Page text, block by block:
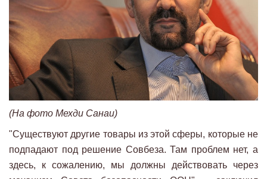
(На фото Мехди Санаи)
"Существуют другие товары из этой сферы, которые не
подпадают под решение Совбеза. Там проблем нет, а
здесь, к сожалению, мы должны действовать через